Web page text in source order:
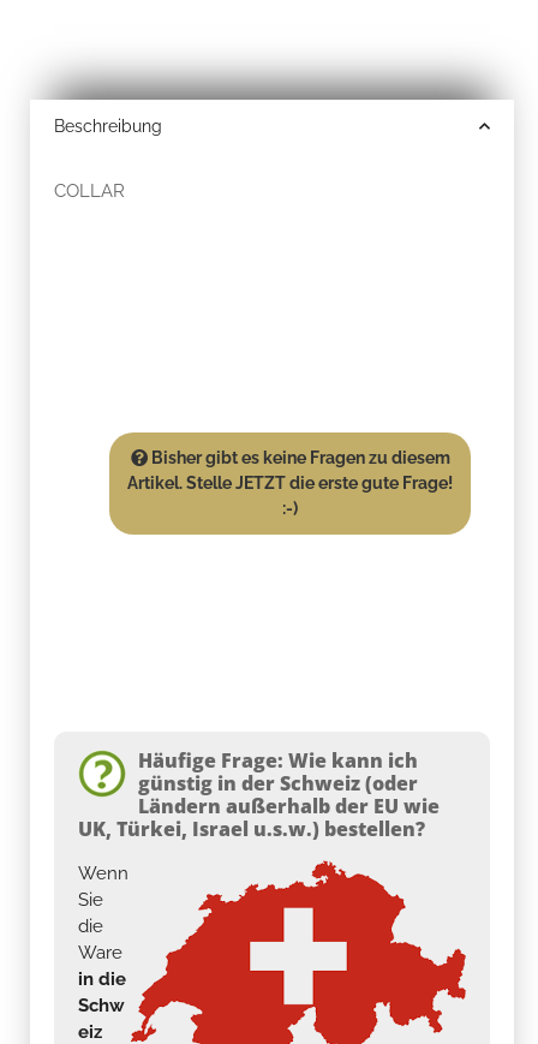
Beschreibung
COLLAR
Bisher gibt es keine Fragen zu diesem
Artikel. Stelle JETZT die erste gute Frage!
:-)
Häufige Frage: Wie kann ich
günstig in der Schweiz (oder
Ländern außerhalb der EU wie
UK, Türkei, Israel u.s.w.) bestellen?
Wenn
Sie
die
Ware
in die
Schw
eiz